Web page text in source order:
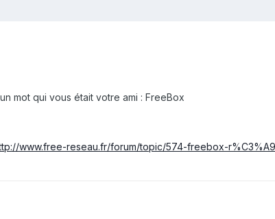
mot qui vous était votre ami : FreeBox
www.free-reseau.fr/forum/topic/574-freebox-